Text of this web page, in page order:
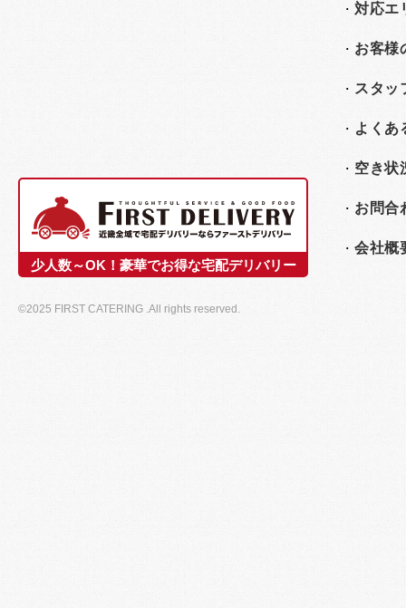
少人数～OK！豪華でお得な宅配デリバリー
©2025 FIRST CATERING .All rights reserved.
対応エ
お客様
スタッ
よくあ
空き状
お問合
会社概